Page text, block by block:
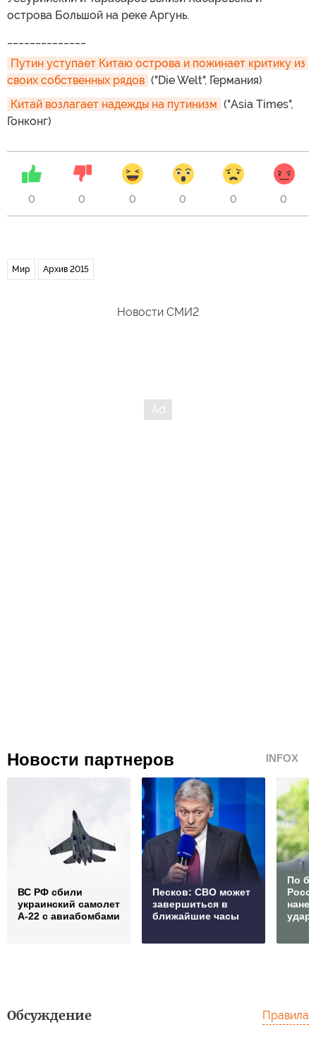
острова Большой на реке Аргунь.
Путин уступает Китаю острова и пожинает критику из
своих собственных рядов ("Die Welt", Германия)
Китай возлагает надежды на путинизм ("Asia Times",
Гонконг)
0 0 0 0 0 0
Мир Архив 2015
Новости СМИ2
Новости партнеров INFOX
ВС РФ сбили
украинский самолет
А-22 с авиабомбами
Песков: СВО может
завершиться в
ближайшие часы
По
удар
Обсуждение Правила